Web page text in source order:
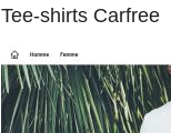
Tee-shirts Carfree